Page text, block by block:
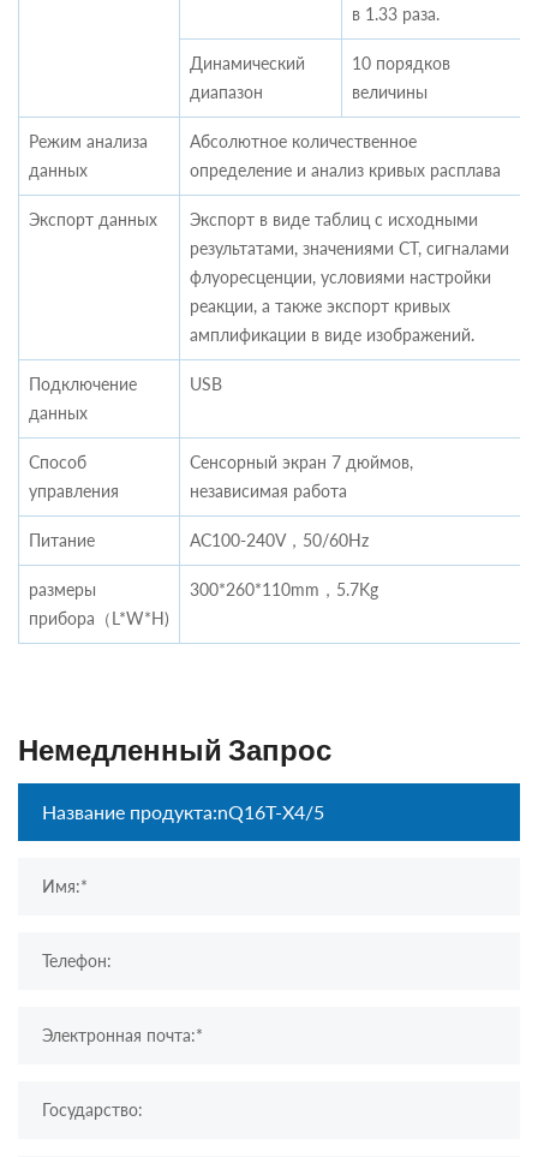
в 1.33 раза.
Динамический
диапазон
10 порядков
величины
Режим анализа
данных
Абсолютное количественное
определение и анализ кривых расплава
Экспорт данных
Экспорт в виде таблиц с исходными
результатами, значениями CT, сигналами
флуоресценции, условиями настройки
реакции, а также экспорт кривых
амплификации в виде изображений.
Подключение
данных
USB
Способ
управления
Сенсорный экран 7 дюймов,
независимая работа
Питание AC100-240V，50/60Hz
размеры
прибора（L*W*H)
300*260*110mm，5.7Kg
Немедленный Запрос